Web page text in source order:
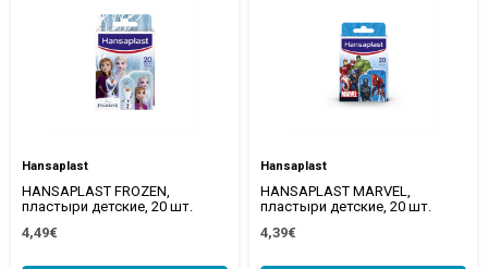
Hansaplast
HANSAPLAST FROZEN,
пластыри детские, 20 шт.
4,49€
Hansaplast
HANSAPLAST MARVEL,
пластыри детские, 20 шт.
4,39€